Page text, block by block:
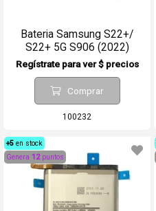
Bateria Samsung S22+/
S22+ 5G S906 (2022)
Regístrate para ver $ precios
Comprar
100232
+5 en stock
Genera 12puntos